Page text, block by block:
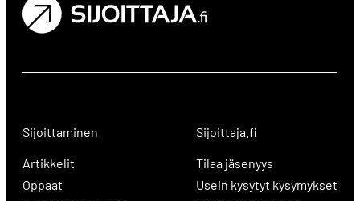
Sijoittaminen
Artikkelit
Oppaat
Sijoittaja.fi
Tilaa jäsenyys
Usein kysytyt kysymykset